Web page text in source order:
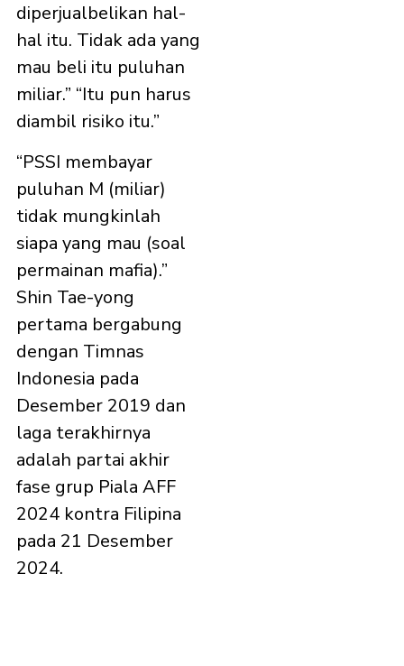
diperjualbelikan hal-
hal itu. Tidak ada yang
mau beli itu puluhan
miliar.” “Itu pun harus
diambil risiko itu.”
“PSSI membayar
puluhan M (miliar)
tidak mungkinlah
siapa yang mau (soal
permainan mafia).”
Shin Tae-yong
pertama bergabung
dengan Timnas
Indonesia pada
Desember 2019 dan
laga terakhirnya
adalah partai akhir
fase grup Piala AFF
2024 kontra Filipina
pada 21 Desember
2024.